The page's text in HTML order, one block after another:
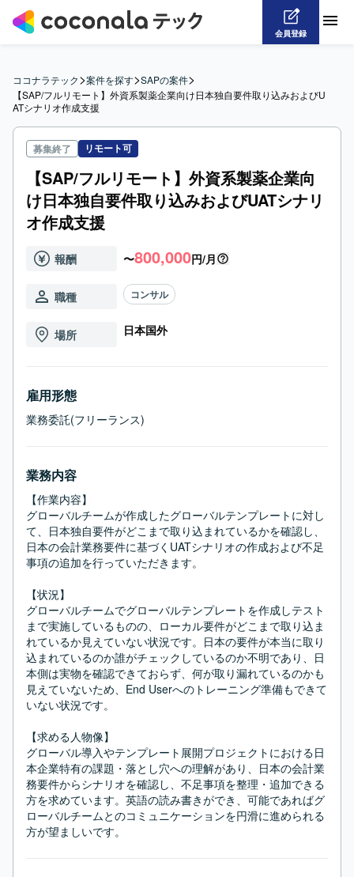
会員登録
ココナラテック>案件を探す>SAPの案件>
【SAP/フルリモート】外資系製薬企業向け日本独自要件取り込みおよびU
ATシナリオ作成支援
募集終了 リモート可
【SAP/フルリモート】外資系製薬企業向
け日本独自要件取り込みおよびUATシナリ
オ作成支援
報酬 〜800,000円/月
職種 コンサル
場所 日本国外
雇用形態
業務委託(フリーランス)
業務内容
【作業内容】
グローバルチームが作成したグローバルテンプレートに対し
て、日本独自要件がどこまで取り込まれているかを確認し、
日本の会計業務要件に基づくUATシナリオの作成および不足
事項の追加を行っていただきます。
【状況】
グローバルチームでグローバルテンプレートを作成しテスト
まで実施しているものの、ローカル要件がどこまで取り込ま
れているか見えていない状況です。日本の要件が本当に取り
込まれているのか誰がチェックしているのか不明であり、日
本側は実物を確認できておらず、何が取り漏れているのかも
見えていないため、End Userへのトレーニング準備もできて
いない状況です。
【求める人物像】
グローバル導入やテンプレート展開プロジェクトにおける日
本企業特有の課題・落とし穴への理解があり、日本の会計業
務要件からシナリオを確認し、不足事項を整理・追加できる
方を求めています。英語の読み書きができ、可能であればグ
ローバルチームとのコミュニケーションを円滑に進められる
方が望ましいです。